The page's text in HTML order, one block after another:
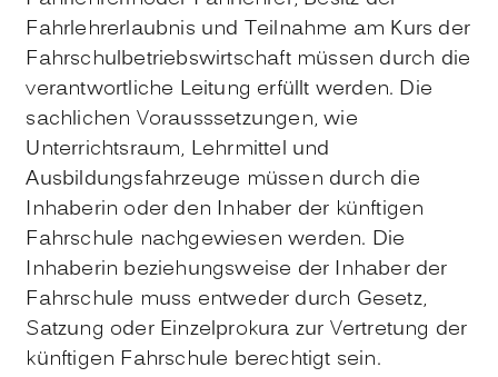
Fahrlehrerlaubnis und Teilnahme am Kurs der
Fahrschulbetriebswirtschaft müssen durch die
verantwortliche Leitung erfüllt werden. Die
sachlichen Vorausssetzungen, wie
Unterrichtsraum, Lehrmittel und
Ausbildungsfahrzeuge müssen durch die
Inhaberin oder den Inhaber der künftigen
Fahrschule nachgewiesen werden. Die
Inhaberin beziehungsweise der Inhaber der
Fahrschule muss entweder durch Gesetz,
Satzung oder Einzelprokura zur Vertretung der
künftigen Fahrschule berechtigt sein.